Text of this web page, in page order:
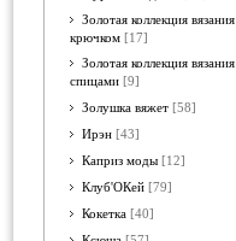
Золотая коллекция вязания
крючком [17]
Золотая коллекция вязания
спицами [9]
Золушка вяжет [58]
Ирэн [43]
Каприз моды [12]
Клуб'ОКей [79]
Кокетка [40]